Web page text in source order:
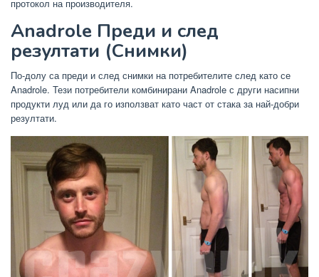
протокол на производителя.
Anadrole Преди и след
резултати (Снимки)
По-долу са преди и след снимки на потребителите след като се
Anadrole. Тези потребители комбинирани Anadrole с други насипни
продукти луд или да го използват като част от стака за най-добри
резултати.